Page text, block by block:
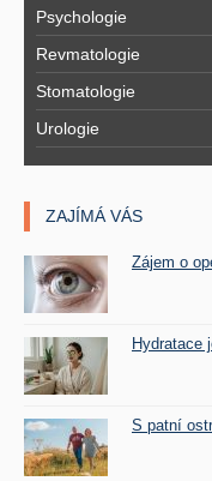
Psychologie
Revmatologie
Stomatologie
Urologie
ZAJÍMÁ VÁS
Zájem o
Hydratace
S patní